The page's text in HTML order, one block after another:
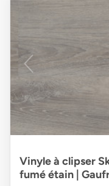
Vinyle à clipser
fumé étain |